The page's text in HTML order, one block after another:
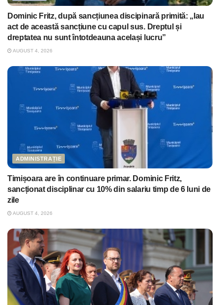
Dominic Fritz, după sancțiunea discipinară primită: „Iau
act de această sancțiune cu capul sus. Dreptul și
dreptatea nu sunt întotdeauna același lucru”
AUGUST 4, 2026
ADMINISTRAȚIE
Timișoara are în continuare primar. Dominic Fritz,
sancționat disciplinar cu 10% din salariu timp de 6 luni de
zile
AUGUST 4, 2026